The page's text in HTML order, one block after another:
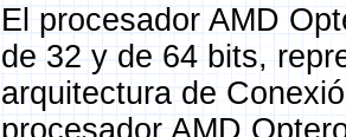
El procesador AMD
de 32 y de 64 bits,
arquitectura de
procesador AMD